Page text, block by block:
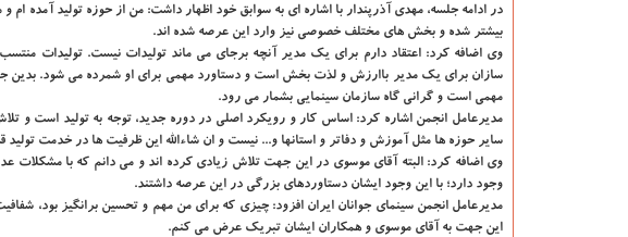
در ادامه جلسه، مهدی آذرپندار با اشاره ای به سوابق خود اظهار داشت: من از حوزه تولید آمده
بیشتر شده و بخش های مختلف خصوصی نیز وارد این عرصه شده اند.
وی اضافه کرد: اعتقاد دارم برای یک مدیر آنچه برجای می ماند تولیدات نیست. تولیدات
سازان برای یک مدیر باارزش و لذت بخش است و دستاورد مهمی برای او شمرده می شود. بدین
مهمی است و گرانی گاه سازمان سینمایی بشمار می رود.
مدیرعامل انجمن اشاره کرد: اساس کار و رویکرد اصلی در دوره جدید، توجه به تولید است و
سایر حوزه ها مثل آموزش و دفاتر و استانها و... نیست و ان شاءالله این ظرفیت ها در خدمت تولید
وی اضافه کرد: البته آقای موسوی در این جهت تلاش زیادی کرده اند و می دانم که با مشکلات
وجود دارد؛ با این وجود ایشان دستاوردهای بزرگی در این عرصه داشتند.
مدیرعامل انجمن سینمای جوانان ایران افزود: چیزی که برای من مهم و تحسین برانگیز بود،
این جهت به آقای موسوی و همکاران ایشان تبریک عرض می کنم.